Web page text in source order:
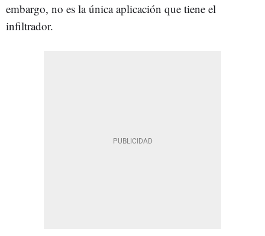
embargo, no es la única aplicación que tiene el
infiltrador.